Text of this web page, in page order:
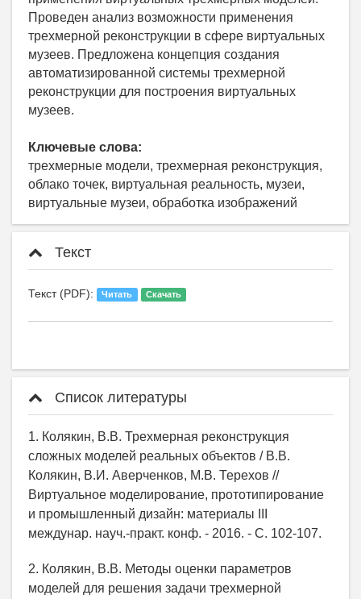
Проведен анализ возможности применения
трехмерной реконструкции в сфере виртуальных
музеев. Предложена концепция создания
автоматизированной системы трехмерной
реконструкции для построения виртуальных
музеев.
Ключевые слова:
трехмерные модели, трехмерная реконструкция,
облако точек, виртуальная реальность, музеи,
виртуальные музеи, обработка изображений
Текст
Текст (PDF): Читать Скачать
Список литературы
1. Колякин, В.В. Трехмерная реконструкция
сложных моделей реальных объектов / В.В.
Колякин, В.И. Аверченков, М.В. Терехов //
Виртуальное моделирование, прототипирование
и промышленный дизайн: материалы III
междунар. науч.-практ. конф. - 2016. - С. 102-107.
2. Колякин, В.В. Методы оценки параметров
моделей для решения задачи трехмерной